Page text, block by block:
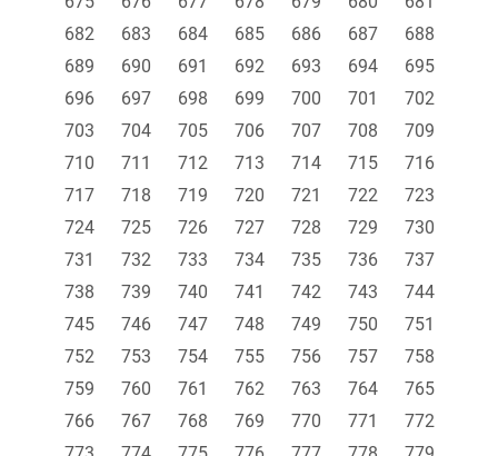
682
683 684 685 686 687
688
689
690 691 692 693 694
695
696
697 698 699 700 701
702
703
704 705 706 707 708
709
710
711 712 713 714 715
716
717
718 719 720 721 722
723
724
725 726 727 728 729
730
731
732 733 734 735 736
737
738
739 740 741 742 743
744
745
746 747 748 749 750
751
752
753 754 755 756 757
758
759
760 761 762 763 764
765
766
767 768 769 770 771
772